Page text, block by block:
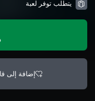
يتطلب توفر لعبة
إضافة إلى